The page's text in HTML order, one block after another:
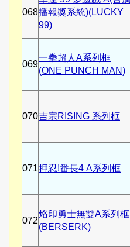
068播報獎系統)(LUCKY
99)
069
一拳超人A系列框
(ONE PUNCH MAN)
070吉宗RISING 系列框
071押忍!番長4 A系列框
072
烙印勇士無雙A系列框
(BERSERK)